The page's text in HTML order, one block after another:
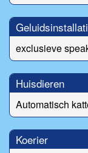
exclusieve
Huisdieren
Automatisch
Koerier